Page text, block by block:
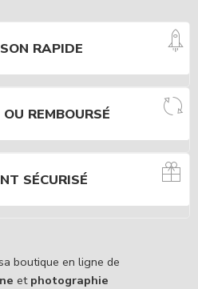
RAPIDE
REMBOURSÉ
SÉCURISÉ
boutique en ligne de
et photographie